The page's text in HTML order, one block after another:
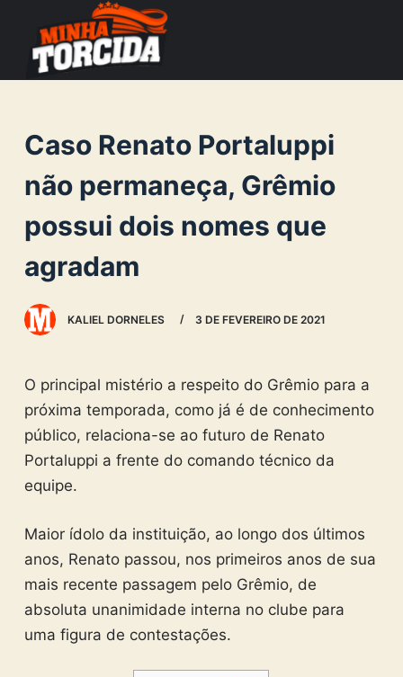
o
o
n
e
Caso Renato Portaluppi
não permaneça, Grêmio
possui dois nomes que
agradam
KALIEL DORNELES 3 DE FEVEREIRO DE 2021
O principal mistério a respeito do Grêmio para a
próxima temporada, como já é de conhecimento
público, relaciona-se ao futuro de Renato
Portaluppi a frente do comando técnico da
equipe.
Maior ídolo da instituição, ao longo dos últimos
anos, Renato passou, nos primeiros anos de sua
mais recente passagem pelo Grêmio, de
absoluta unanimidade interna no clube para
uma figura de contestações.